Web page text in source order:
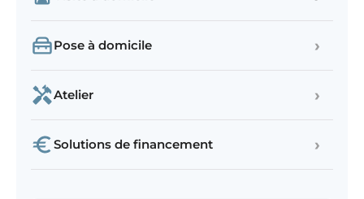
Pose à domicile ›
Atelier ›
Solutions de financement ›